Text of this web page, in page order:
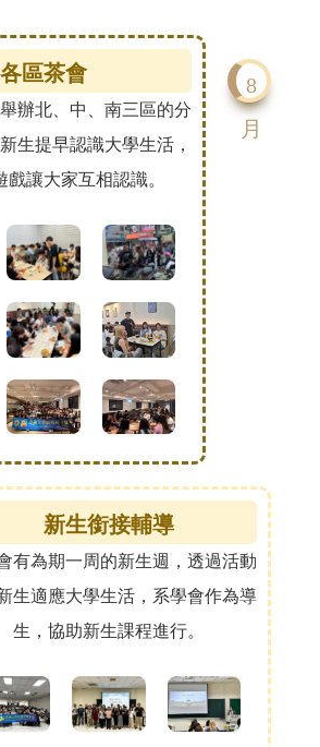
各區茶會
辦北、中、南三區的分
生提早認識大學生活，
戲讓大家互相認識。
8
月
新生銜接輔導
有為期一周的新生週，透過活動
生適應大學生活，系學會作為導
生，協助新生課程進行。